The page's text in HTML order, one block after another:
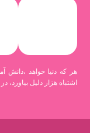
هر که دنیا خواهد
اشتباه هزار دلیل